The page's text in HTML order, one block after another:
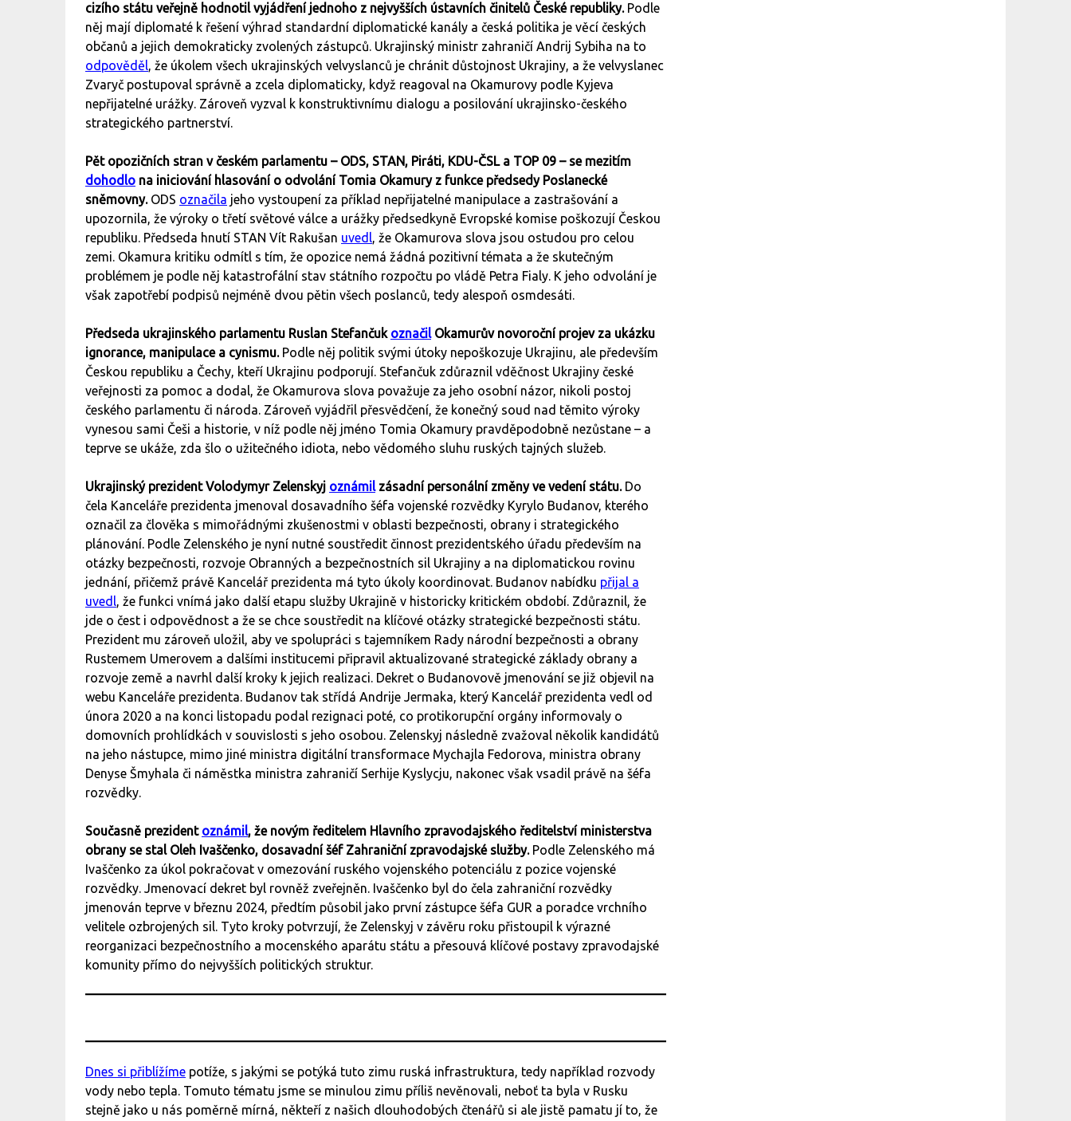
cizího státu veřejně hodnotil vyjádření jednoho z nejvyšších ústavních činitelů České republiky.Podle
něj mají diplomaté k řešení výhrad standardní diplomatické kanály a česká politika je věcí českých
občanů a jejich demokraticky zvolených zástupců. Ukrajinský ministr zahraničí Andrij Sybiha na to
odpověděl, že úkolem všech ukrajinských velvyslanců je chránit důstojnost Ukrajiny, a že velvyslanec
Zvaryč postupoval správně a zcela diplomaticky, když reagoval na Okamurovy podle Kyjeva
nepřijatelné urážky. Zároveň vyzval k konstruktivnímu dialogu a posilování ukrajinsko-českého
strategického partnerství.
Pět opozičních stran v českém parlamentu – ODS, STAN, Piráti, KDU-ČSL a TOP 09 – se mezitím
dohodlo na iniciování hlasování o odvolání Tomia Okamury z funkce předsedy Poslanecké
sněmovny.ODS označila jeho vystoupení za příklad nepřijatelné manipulace a zastrašování a
upozornila, že výroky o třetí světové válce a urážky předsedkyně Evropské komise poškozují Českou
republiku. Předseda hnutí STAN Vít Rakušan uvedl, že Okamurova slova jsou ostudou pro celou
zemi. Okamura kritiku odmítl s tím, že opozice nemá žádná pozitivní témata a že skutečným
problémem je podle něj katastrofální stav státního rozpočtu po vládě Petra Fialy. K jeho odvolání je
však zapotřebí podpisů nejméně dvou pětin všech poslanců, tedy alespoň osmdesáti.
Předseda ukrajinského parlamentu Ruslan Stefančuk označilOkamurův novoroční projev za ukázku
ignorance, manipulace a cynismu. Podle něj politik svými útoky nepoškozuje Ukrajinu, ale především
Českou republiku a Čechy, kteří Ukrajinu podporují. Stefančuk zdůraznil vděčnost Ukrajiny české
veřejnosti za pomoc a dodal, že Okamurova slova považuje za jeho osobní názor, nikoli postoj
českého parlamentu či národa. Zároveň vyjádřil přesvědčení, že konečný soud nad těmito výroky
vynesou sami Češi a historie, v níž podle něj jméno Tomia Okamury pravděpodobně nezůstane – a
teprve se ukáže, zda šlo o užitečného idiota, nebo vědomého sluhu ruských tajných služeb.
Ukrajinský prezident Volodymyr Zelenskyj oznámilzásadní personální změny ve vedení státu. Do
čela Kanceláře prezidenta jmenoval dosavadního šéfa vojenské rozvědky Kyrylo Budanov, kterého
označil za člověka s mimořádnými zkušenostmi v oblasti bezpečnosti, obrany i strategického
plánování. Podle Zelenského je nyní nutné soustředit činnost prezidentského úřadu především na
otázky bezpečnosti, rozvoje Obranných a bezpečnostních sil Ukrajiny a na diplomatickou rovinu
jednání, přičemž právě Kancelář prezidenta má tyto úkoly koordinovat. Budanov nabídku přijal a
uvedl, že funkci vnímá jako další etapu služby Ukrajině v historicky kritickém období. Zdůraznil, že
jde o čest i odpovědnost a že se chce soustředit na klíčové otázky strategické bezpečnosti státu.
Prezident mu zároveň uložil, aby ve spolupráci s tajemníkem Rady národní bezpečnosti a obrany
Rustemem Umerovem a dalšími institucemi připravil aktualizované strategické základy obrany a
rozvoje země a navrhl další kroky k jejich realizaci. Dekret o Budanovově jmenování se již objevil na
webu Kanceláře prezidenta. Budanov tak střídá Andrije Jermaka, který Kancelář prezidenta vedl od
února 2020 a na konci listopadu podal rezignaci poté, co protikorupční orgány informovaly o
domovních prohlídkách v souvislosti s jeho osobou. Zelenskyj následně zvažoval několik kandidátů
na jeho nástupce, mimo jiné ministra digitální transformace Mychajla Fedorova, ministra obrany
Denyse Šmyhala či náměstka ministra zahraničí Serhije Kyslycju, nakonec však vsadil právě na šéfa
rozvědky.
Současně prezident oznámil, že novým ředitelem Hlavního zpravodajského ředitelství ministerstva
obrany se stal Oleh Ivaščenko, dosavadní šéf Zahraniční zpravodajské služby.Podle Zelenského má
Ivaščenko za úkol pokračovat v omezování ruského vojenského potenciálu z pozice vojenské
rozvědky. Jmenovací dekret byl rovněž zveřejněn. Ivaščenko byl do čela zahraniční rozvědky
jmenován teprve v březnu 2024, předtím působil jako první zástupce šéfa GUR a poradce vrchního
velitele ozbrojených sil. Tyto kroky potvrzují, že Zelenskyj v závěru roku přistoupil k výrazné
reorganizaci bezpečnostního a mocenského aparátu státu a přesouvá klíčové postavy zpravodajské
komunity přímo do nejvyšších politických struktur.
Dnes si přiblížíme potíže, s jakými se potýká tuto zimu ruská infrastruktura, tedy například rozvody
vody nebo tepla. Tomuto tématu jsme se minulou zimu příliš nevěnovali, neboť ta byla v Rusku
stejně jako u nás poměrně mírná, někteří z našich dlouhodobých čtenářů si ale jistě pamatu jí to, že